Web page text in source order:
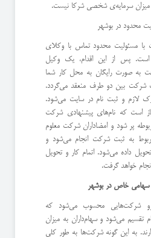
میزان سرمایه‌ی شخصی شرکا نیست.
محدود در بوشهر
با مسئولیت محدود تماس با وکلای
پس از این اقدام، یک وکیل
صورت رایگان به محل کار شما
شرکت بین دو طرف منعقد می‌گردد.
لازم و ثبت نام در سایت می‌شود.
است که نام‌های پیشنهادی شرکت
پر شود و امضاداران شرکت معلوم
به ثبت شرکت انجام می‌شود و
داده می‌شود. اتمام کار و تحویل
خواهد گرفت.
خاص در بوشهر
شرکت‌هایی محسوب می‌شود که
تقسیم می‌شود و سهام‌داران به میزان
به این گونه شرکت‌ها به طور کلی